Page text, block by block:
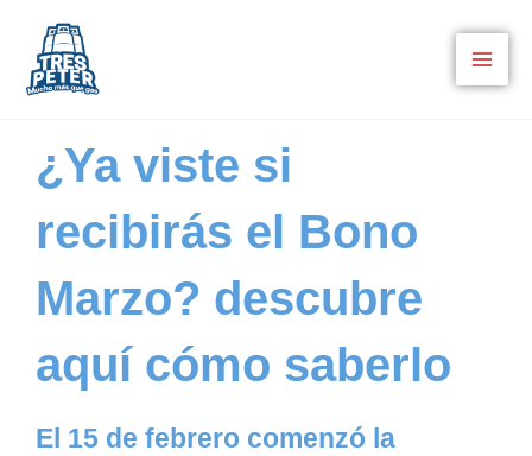
contenido
¿Ya viste si
recibirás el Bono
Marzo? descubre
aquí cómo saberlo
El 15 de febrero comenzó la